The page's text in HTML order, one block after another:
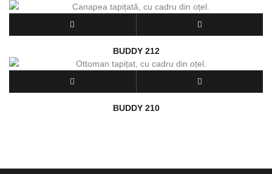
BUDDY 212
BUDDY 210